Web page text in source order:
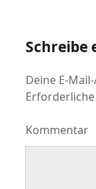
Schreibe
Deine E-
Kommentar